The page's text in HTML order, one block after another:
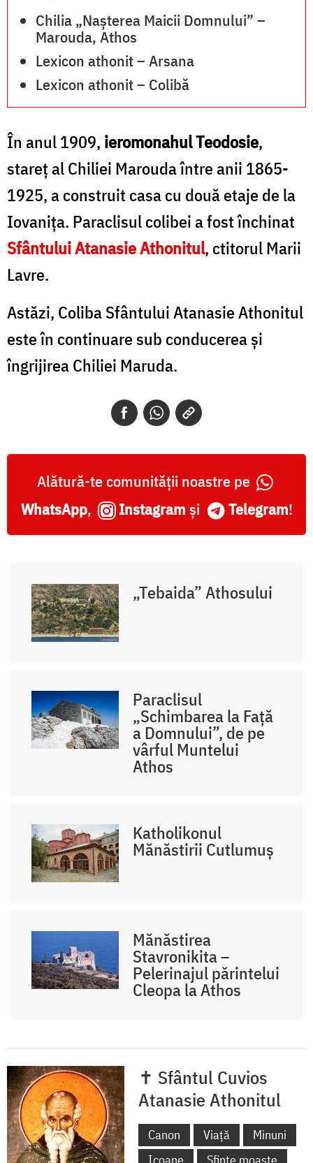
Chilia „Nașterea Maicii Domnului” –
Marouda, Athos
Lexicon athonit – Arsana
Lexicon athonit – Colibă
În anul 1909, ieromonahul Teodosie,
stareț al Chiliei Marouda între anii 1865-
1925, a construit casa cu două etaje de la
Iovanița. Paraclisul colibei a fost închinat
Sfântului Atanasie Athonitul, ctitorul Marii
Lavre.
Astăzi, Coliba Sfântului Atanasie Athonitul
este în continuare sub conducerea și
îngrijirea Chiliei Maruda.
Alătură-te comunității noastre pe
WhatsApp, Instagram și Telegram!
„Tebaida” Athosului
Paraclisul
„Schimbarea la Față
a Domnului”, de pe
vârful Muntelui
Athos
Katholikonul
Mănăstirii Cutlumuș
Mănăstirea
Stavronikita –
Pelerinajul părintelui
Cleopa la Athos
✝ Sfântul Cuvios
Atanasie Athonitul
Canon Viață
Minuni